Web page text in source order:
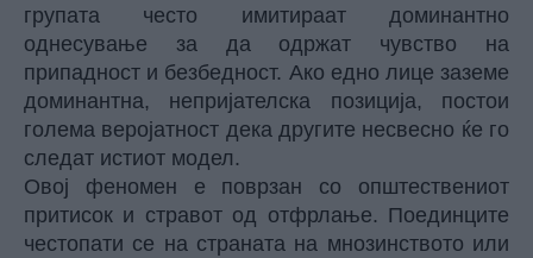
групата често имитираат доминантно
однесување за да одржат чувство на
припадност и безбедност. Ако едно лице заземе
доминантна, непријателска позиција, постои
голема веројатност дека другите несвесно ќе го
следат истиот модел.
Овој феномен е поврзан со општествениот
притисок и стравот од отфрлање. Поединците
честопати се на страната на мнозинството или